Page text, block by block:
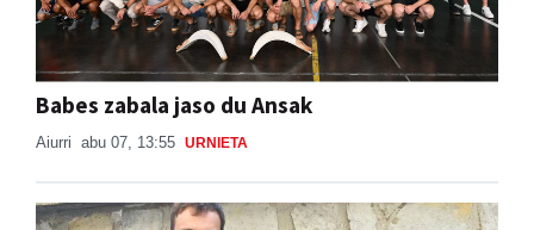
Babes zabala jaso du Ansak
Aiurri abu 07, 13:55 URNIETA